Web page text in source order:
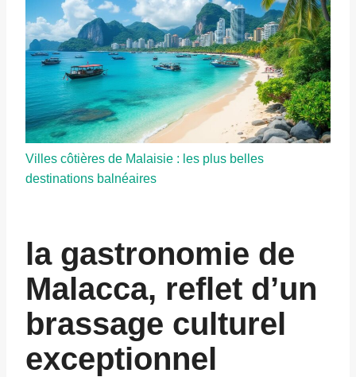
Villes côtières de Malaisie : les plus belles
destinations balnéaires
la gastronomie de
Malacca, reflet d’un
brassage culturel
exceptionnel